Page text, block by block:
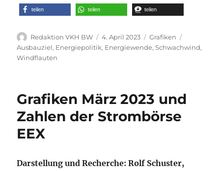
teilen teilen teilen
Autor
Redaktion VKH BW
Veröffentlicht
am
4. April 2023 Kategorien
Grafiken
Ausbauziel, Energiepolitik, Energiewende,Schwachwind,
Windflauten
Grafiken März 2023 und
Zahlen der Strombörse
EEX
Darstellung und Recherche: Rolf Schuster,